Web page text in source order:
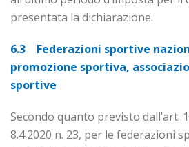
presentata la dichiarazione.
6.3 Federazioni sportive
promozione sportiva,
sportive
Secondo quanto previsto dall’art.
8.4.2020 n. 23, per le federazioni